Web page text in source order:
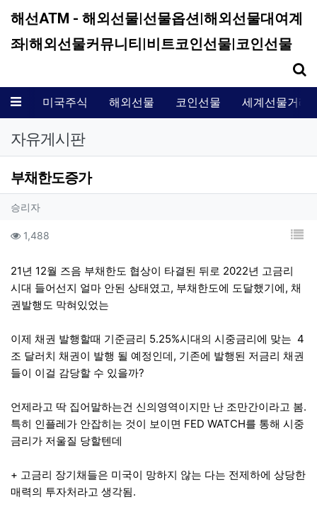
해선ATM - 해외선물|선물옵션|해외선물대여계
좌|해외선물커뮤니티|비트코인선물|코인선물
메뉴 미국주식 해외선물 코인선물 세계선물거래
자유게시판
부채한도증가
작성자 정보
승리자작성
컨텐츠 정보
1,488 목
본문
21년 12월 즈음 부채한도 협상이 타결된 뒤로 2022년 고금리
시대 들어선지 얼마 안된 상태였고, 부채한도에 도달했기에, 채
권발행도 막혀있었는
이제 채권 발행할때 기준금리 5.25%시대의 시중금리에 맞는 4
조 달러치 채권이 발행 될 예정인데, 기존에 발행된 저금리 채권
들이 이걸 감당할 수 있을까?
언제라고 딱 집어말하는건 신의영역이지만 난 조만간이라고 봄.
특히 인플레가 안잡히는 것이 보이면 FED WATCH를 통해 시중
금리가 저울질 당할텐데
+ 고금리 장기채들은 미국이 망하지 않는 다는 전제하에 상당한
매력의 투자처라고 생각됨.